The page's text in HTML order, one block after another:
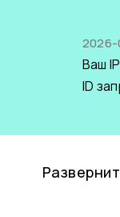
2026-
Ваш
ID